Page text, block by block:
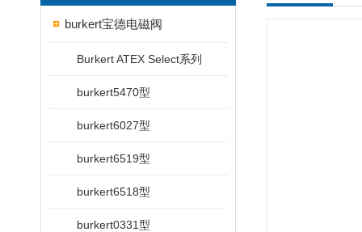
burkert宝德电磁阀
Burkert ATEX Select系列
burkert5470型
burkert6027型
burkert6519型
burkert6518型
burkert0331型